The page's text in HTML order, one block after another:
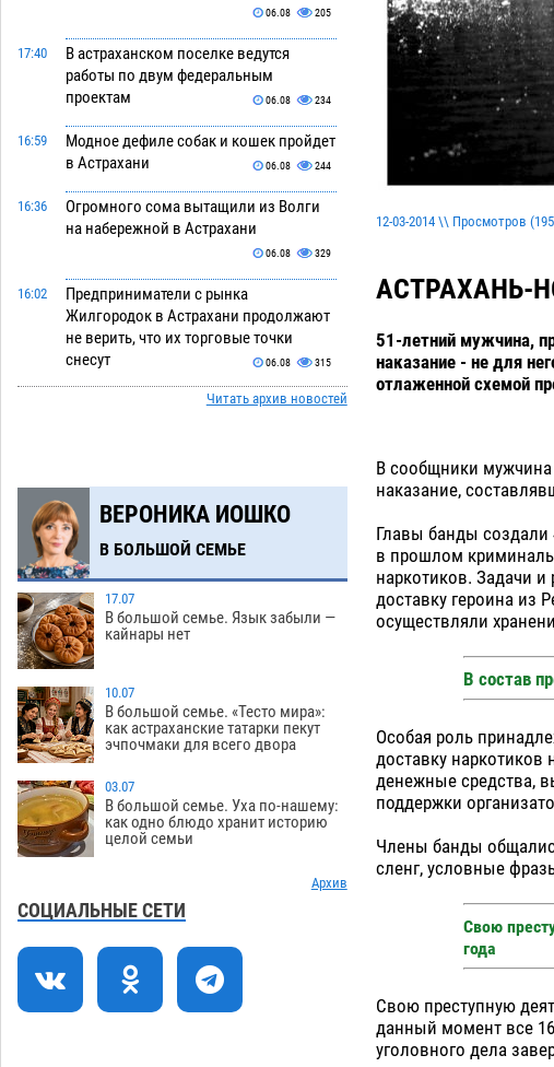
06.08 205
17:40
В астраханском поселке ведутся
работы по двум федеральным
проектам
06.08 234
16:59
Модное дефиле собак и кошек пройдет
в Астрахани
06.08 244
16:36
Огромного сома вытащили из Волги
на набережной в Астрахани
06.08 329
16:02
Предприниматели с рынка
Жилгородок в Астрахани продолжают
не верить, что их торговые точки
снесут
06.08 315
Ящерицу из астраханской пустыни
14:35
Буддийские святыни из Астрахани
выставили в музее Пушкина в Москве
13:50
Мэрия Астрахани переводит городские
зеленые зоны на автоматический
полив
06.08 242
13:13
Скончался второй ребенок после
пожара в Астрахани
12:49
Астраханские гандболисты с крупной
победы стартовали на Всероссийской
12:16
В астраханском селе невестка
изрешетила машину свекрови
11:45
Астраханские приставы выдворили 12
Шереметьево
11:08
Как астраханцы назвали своих детей в
июле
Читать архив новостей
ВЕРОНИКА ИОШКО
В БОЛЬШОЙ СЕМЬЕ
17.07
В большой семье. Язык забыли —
кайнары нет
10.07
В большой семье. «Тесто мира»:
как астраханские татарки пекут
эчпочмаки для всего двора
03.07
В большой семье. Уха по-нашему:
как одно блюдо хранит историю
целой семьи
Архив
СОЦИАЛЬНЫЕ СЕТИ
12-03-2014 \\ Просмотров (
АСТРАХАНЬ-
51-летний мужчина,
наказание - не для
отлаженной схемой
В сообщники мужчина
наказание,
Главы банды
в прошлом
наркотиков. Задачи
доставку героина из
осуществляли
В состав
Особая роль
доставку наркотиков
денежные средства,
поддержки
Члены банды
сленг, условные
Свою
года
Свою преступную
данный момент все
уголовного дела